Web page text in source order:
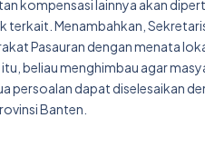
kompensasi lainnya akan
Menambahkan,
Pasauran dengan menata
beliau menghimbau agar
persoalan dapat diselesaikan
Banten.